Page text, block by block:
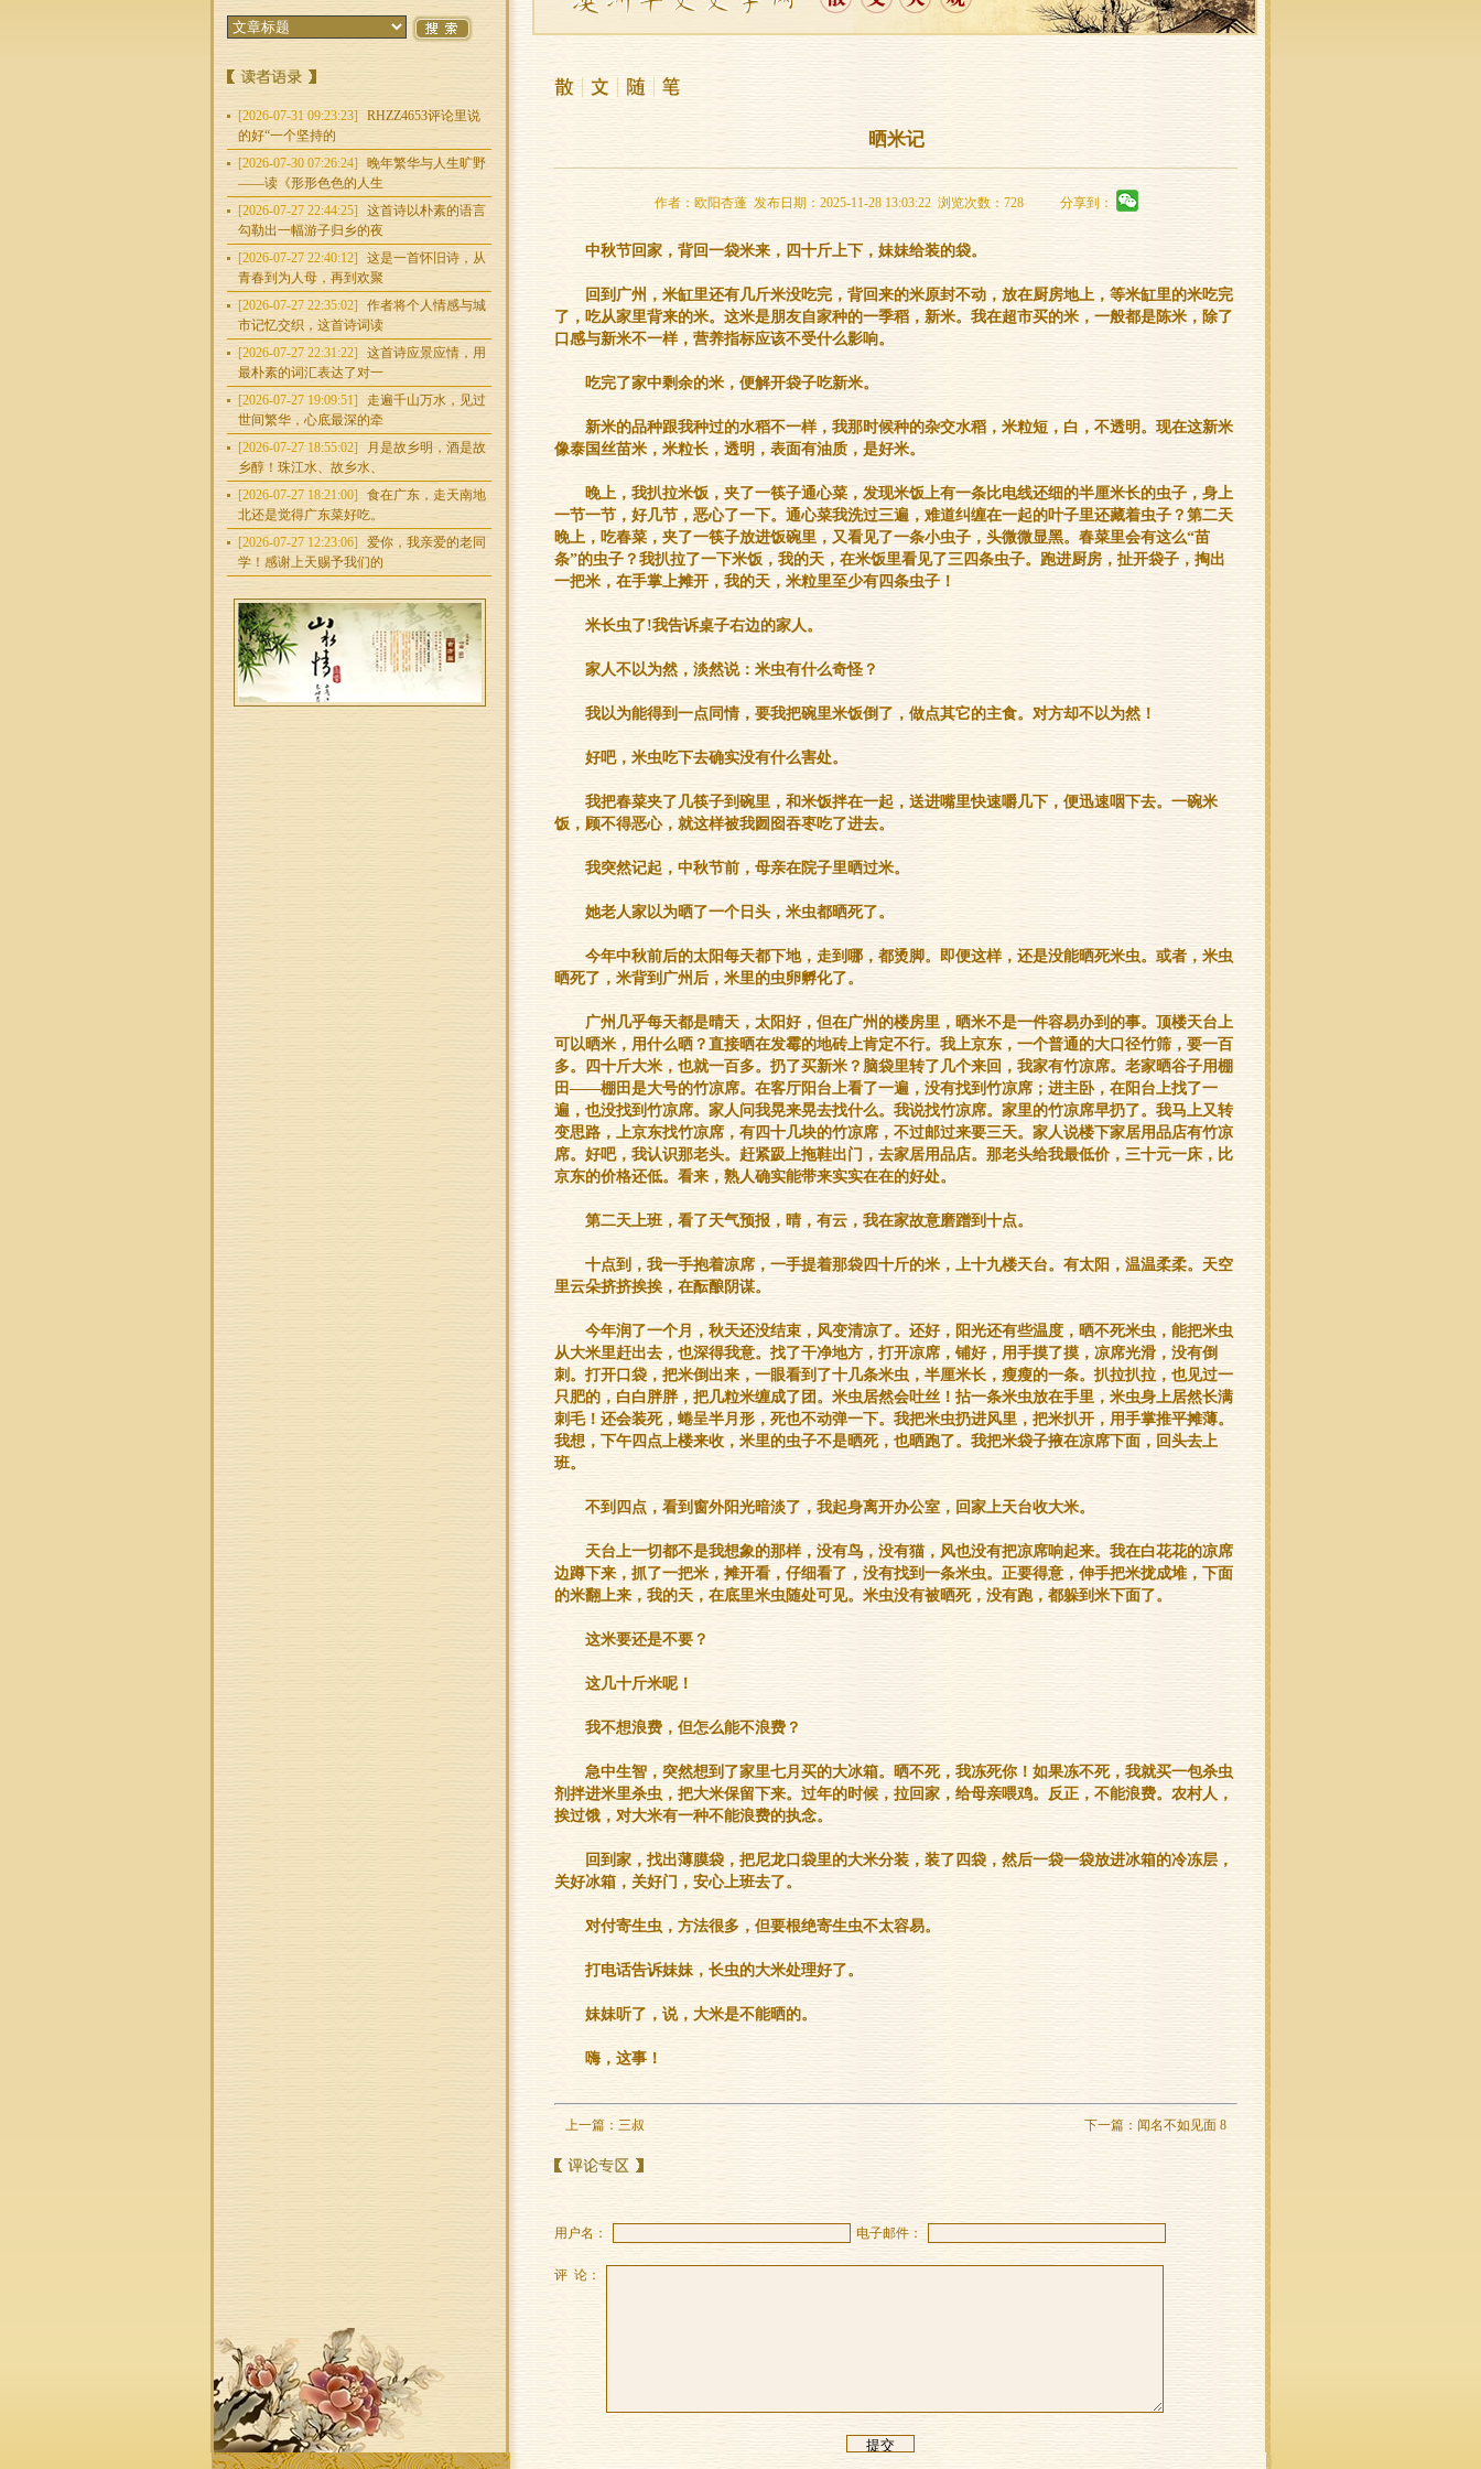
[2026-07-31 09:23:23]
RHZZ4653评论里说
的好“一个坚持的
[2026-07-30 07:26:24]
晚年繁华与人生旷野
——读《形形色色的人生
[2026-07-27 22:44:25]
这首诗以朴素的语言
勾勒出一幅游子归乡的夜
[2026-07-27 22:40:12]
这是一首怀旧诗，从
青春到为人母，再到欢聚
[2026-07-27 22:35:02]
作者将个人情感与城
市记忆交织，这首诗词读
[2026-07-27 22:31:22]
这首诗应景应情，用
最朴素的词汇表达了对一
[2026-07-27 19:09:51]
走遍千山万水，见过
世间繁华，心底最深的牵
[2026-07-27 18:55:02]
月是故乡明，酒是故
乡醇！珠江水、故乡水、
[2026-07-27 18:21:00]
食在广东，走天南地
北还是觉得广东菜好吃。
[2026-07-27 12:23:06]
爱你，我亲爱的老同
学！感谢上天赐予我们的
晒米记
作者：欧阳杏蓬 发布日期：2025-11-28 13:03:22 浏览次数：728 分享到：
中秋节回家，背回一袋米来，四十斤上下，妹妹给装的袋。
回到广州，米缸里还有几斤米没吃完，背回来的米原封不动，放在厨房地上，等米缸里的米吃完
了，吃从家里背来的米。这米是朋友自家种的一季稻，新米。我在超市买的米，一般都是陈米，除了
口感与新米不一样，营养指标应该不受什么影响。
吃完了家中剩余的米，便解开袋子吃新米。
新米的品种跟我种过的水稻不一样，我那时候种的杂交水稻，米粒短，白，不透明。现在这新米
像泰国丝苗米，米粒长，透明，表面有油质，是好米。
晚上，我扒拉米饭，夹了一筷子通心菜，发现米饭上有一条比电线还细的半厘米长的虫子，身上
一节一节，好几节，恶心了一下。通心菜我洗过三遍，难道纠缠在一起的叶子里还藏着虫子？第二天
晚上，吃春菜，夹了一筷子放进饭碗里，又看见了一条小虫子，头微微显黑。春菜里会有这么“苗
条”的虫子？我扒拉了一下米饭，我的天，在米饭里看见了三四条虫子。跑进厨房，扯开袋子，掏出
一把米，在手掌上摊开，我的天，米粒里至少有四条虫子！
米长虫了!我告诉桌子右边的家人。
家人不以为然，淡然说：米虫有什么奇怪？
我以为能得到一点同情，要我把碗里米饭倒了，做点其它的主食。对方却不以为然！
好吧，米虫吃下去确实没有什么害处。
我把春菜夹了几筷子到碗里，和米饭拌在一起，送进嘴里快速嚼几下，便迅速咽下去。一碗米
饭，顾不得恶心，就这样被我囫囵吞枣吃了进去。
我突然记起，中秋节前，母亲在院子里晒过米。
她老人家以为晒了一个日头，米虫都晒死了。
今年中秋前后的太阳每天都下地，走到哪，都烫脚。即便这样，还是没能晒死米虫。或者，米虫
晒死了，米背到广州后，米里的虫卵孵化了。
广州几乎每天都是晴天，太阳好，但在广州的楼房里，晒米不是一件容易办到的事。顶楼天台上
可以晒米，用什么晒？直接晒在发霉的地砖上肯定不行。我上京东，一个普通的大口径竹筛，要一百
多。四十斤大米，也就一百多。扔了买新米？脑袋里转了几个来回，我家有竹凉席。老家晒谷子用棚
田——棚田是大号的竹凉席。在客厅阳台上看了一遍，没有找到竹凉席；进主卧，在阳台上找了一
遍，也没找到竹凉席。家人问我晃来晃去找什么。我说找竹凉席。家里的竹凉席早扔了。我马上又转
变思路，上京东找竹凉席，有四十几块的竹凉席，不过邮过来要三天。家人说楼下家居用品店有竹凉
席。好吧，我认识那老头。赶紧趿上拖鞋出门，去家居用品店。那老头给我最低价，三十元一床，比
京东的价格还低。看来，熟人确实能带来实实在在的好处。
第二天上班，看了天气预报，晴，有云，我在家故意磨蹭到十点。
十点到，我一手抱着凉席，一手提着那袋四十斤的米，上十九楼天台。有太阳，温温柔柔。天空
里云朵挤挤挨挨，在酝酿阴谋。
今年润了一个月，秋天还没结束，风变清凉了。还好，阳光还有些温度，晒不死米虫，能把米虫
从大米里赶出去，也深得我意。找了干净地方，打开凉席，铺好，用手摸了摸，凉席光滑，没有倒
刺。打开口袋，把米倒出来，一眼看到了十几条米虫，半厘米长，瘦瘦的一条。扒拉扒拉，也见过一
只肥的，白白胖胖，把几粒米缠成了团。米虫居然会吐丝！拈一条米虫放在手里，米虫身上居然长满
刺毛！还会装死，蜷呈半月形，死也不动弹一下。我把米虫扔进风里，把米扒开，用手掌推平摊薄。
我想，下午四点上楼来收，米里的虫子不是晒死，也晒跑了。我把米袋子掖在凉席下面，回头去上
班。
不到四点，看到窗外阳光暗淡了，我起身离开办公室，回家上天台收大米。
天台上一切都不是我想象的那样，没有鸟，没有猫，风也没有把凉席响起来。我在白花花的凉席
边蹲下来，抓了一把米，摊开看，仔细看了，没有找到一条米虫。正要得意，伸手把米拢成堆，下面
的米翻上来，我的天，在底里米虫随处可见。米虫没有被晒死，没有跑，都躲到米下面了。
这米要还是不要？
这几十斤米呢！
我不想浪费，但怎么能不浪费？
急中生智，突然想到了家里七月买的大冰箱。晒不死，我冻死你！如果冻不死，我就买一包杀虫
剂拌进米里杀虫，把大米保留下来。过年的时候，拉回家，给母亲喂鸡。反正，不能浪费。农村人，
挨过饿，对大米有一种不能浪费的执念。
回到家，找出薄膜袋，把尼龙口袋里的大米分装，装了四袋，然后一袋一袋放进冰箱的冷冻层，
关好冰箱，关好门，安心上班去了。
对付寄生虫，方法很多，但要根绝寄生虫不太容易。
打电话告诉妹妹，长虫的大米处理好了。
妹妹听了，说，大米是不能晒的。
嗨，这事！
上一篇： 三叔 下一篇： 闻名不如见面 8
用户名： 电子邮件：
评 论：